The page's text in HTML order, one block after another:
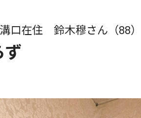
口在住 鈴木穆さん（88）
ず